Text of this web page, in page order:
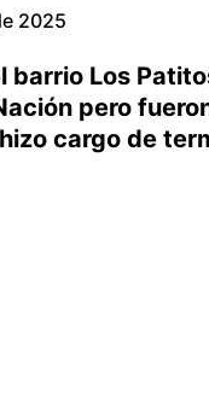
2025
barrio Los
pero
cargo de